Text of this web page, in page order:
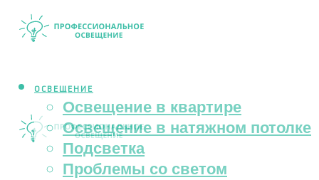
ОСВЕЩЕНИЕ
Освещение в квартире
Освещение в натяжном потолке
Подсветка
Проблемы со светом